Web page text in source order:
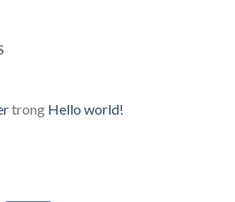
trong Hello world!